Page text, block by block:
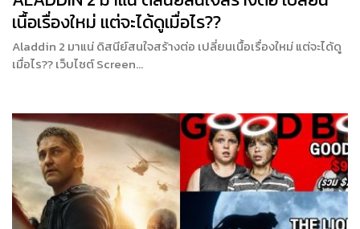
เนื้อเรื่องใหม่ แต่จะได้ดูเมื่อไร??
Aladdin 2 มาแน่ ดิสนีย์สนใจสร้างต่อ เปลี่ยนเนื้อเรื่องใหม่ แต่จะได้ดู
เมื่อไร?? เว็บไซต์ Screen…